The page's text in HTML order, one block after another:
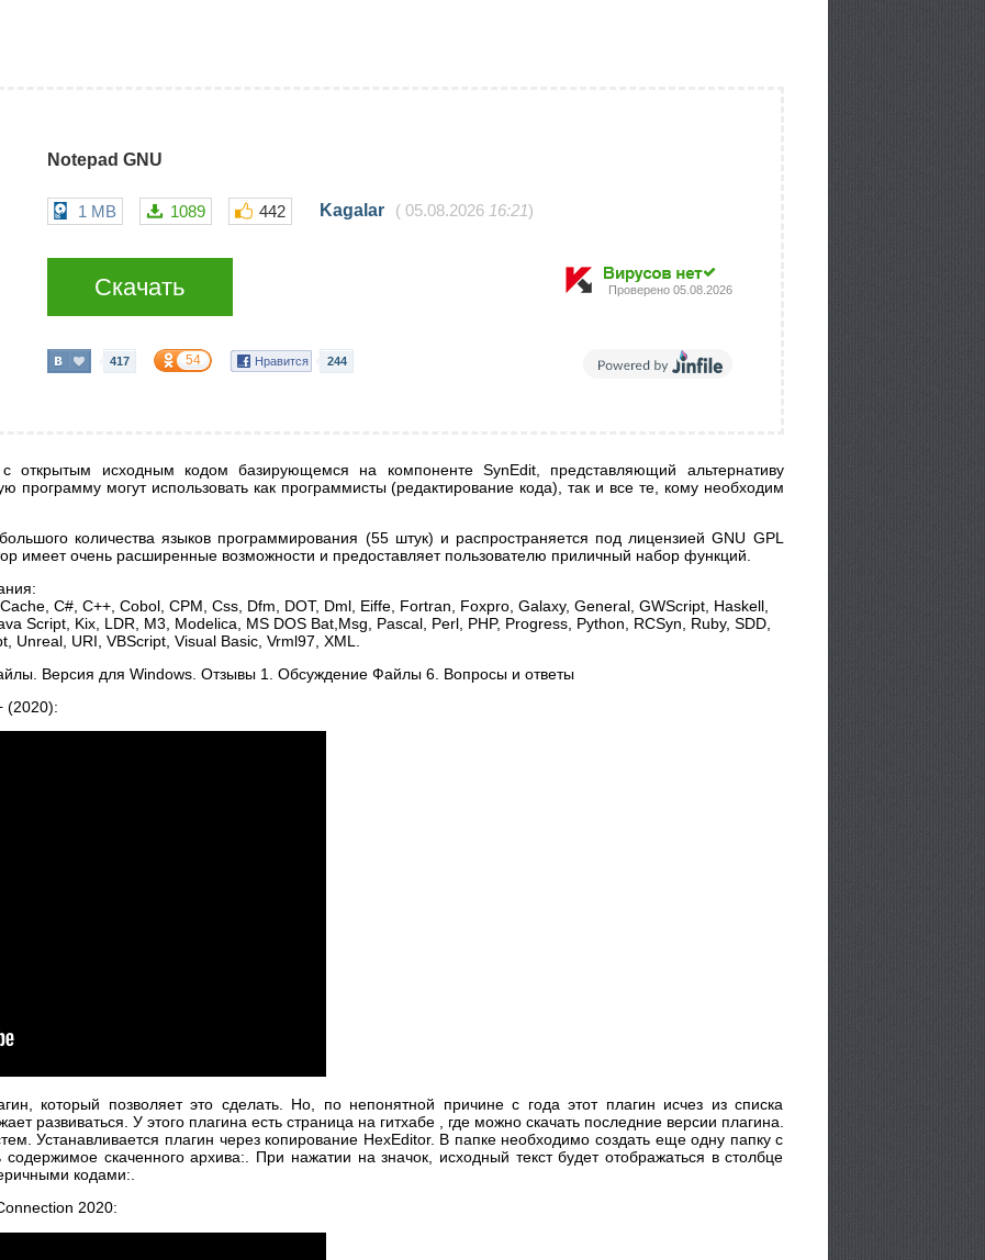
Notepad GNU
1 MB 1089 442 Kagalar ( 05.08.2026 16:21)
Скачать Проверено 05.08.2026
417 54 Нравится 244
открытым исходным кодом базирующемся на компоненте SynEdit, представляющий альтернативу
программу могут использовать как программисты (редактирование кода), так и все те, кому необходим
количества языков программирования (55 штук) и распространяется под лицензией GNU GPL
имеет очень расширенные возможности и предоставляет пользователю приличный набор функций.
C#, С++, Cobol, CPM, Css, Dfm, DOT, Dml, Eiffe, Fortran, Foxpro, Galaxy, General, GWScript, Haskell,
Script, Kix, LDR, M3, Modelica, MS DOS Bat,Msg, Pascal, Perl, PHP, Progress, Python, RCSyn, Ruby, SDD,
Unreal, URI, VBScript, Visual Basic, Vrml97, XML.
Версия для Windows. Отзывы 1. Обсуждение Файлы 6. Вопросы и ответы
(2020):
который позволяет это сделать. Но, по непонятной причине с года этот плагин исчез из списка
развиваться. У этого плагина есть страница на гитхабе , где можно скачать последние версии плагина.
Устанавливается плагин через копирование HexEditor. В папке необходимо создать еще одну папку с
содержимое скаченного архива:. При нажатии на значок, исходный текст будет отображаться в столбце
кодами:.
2020: